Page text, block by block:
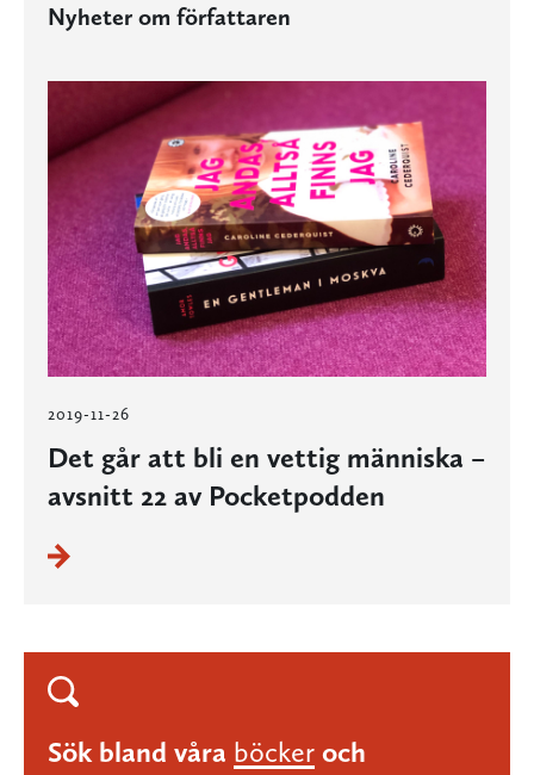
Nyheter om författaren
2019-11-26
Det går att bli en vettig människa –
avsnitt 22 av Pocketpodden
Sök bland våra böcker och